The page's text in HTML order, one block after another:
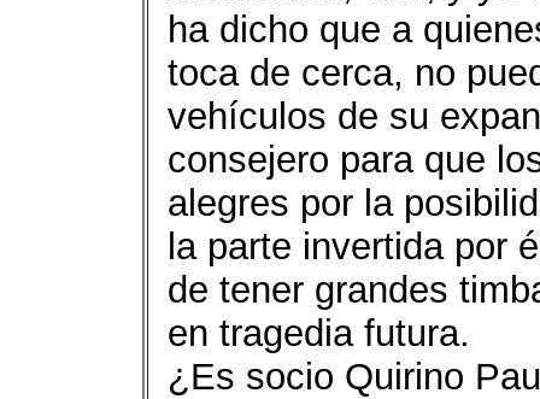
ha dicho que a
toca de cerca, no
vehículos de su
consejero para que
alegres por la
la parte invertida por
de tener grandes
en tragedia futura.
¿Es socio Quirino